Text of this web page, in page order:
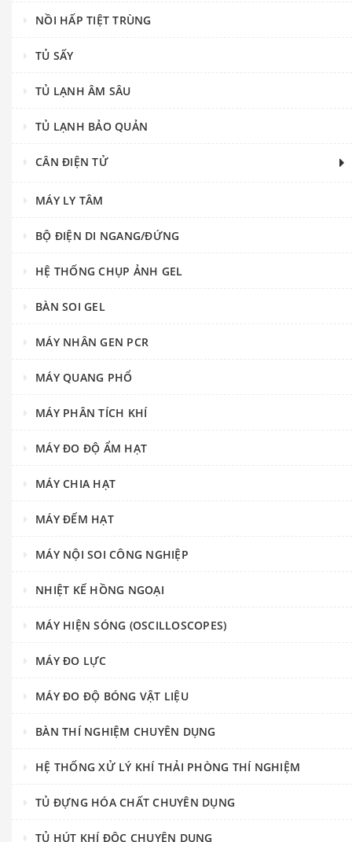
NỒI HẤP TIỆT TRÙNG
TỦ SẤY
TỦ LẠNH ÂM SÂU
TỦ LẠNH BẢO QUẢN
CÂN ĐIỆN TỬ
MÁY LY TÂM
BỘ ĐIỆN DI NGANG/ĐỨNG
HỆ THỐNG CHỤP ẢNH GEL
BÀN SOI GEL
MÁY NHÂN GEN PCR
MÁY QUANG PHỔ
MÁY PHÂN TÍCH KHÍ
MÁY ĐO ĐỘ ẨM HẠT
MÁY CHIA HẠT
MÁY ĐẾM HẠT
MÁY NỘI SOI CÔNG NGHIỆP
NHIỆT KẾ HỒNG NGOẠI
MÁY HIỆN SÓNG (OSCILLOSCOPES)
MÁY ĐO LỰC
MÁY ĐO ĐỘ BÓNG VẬT LIỆU
BÀN THÍ NGHIỆM CHUYÊN DỤNG
HỆ THỐNG XỬ LÝ KHÍ THẢI PHÒNG THÍ NGHIỆM
TỦ ĐỰNG HÓA CHẤT CHUYÊN DỤNG
TỦ HÚT KHÍ ĐỘC CHUYÊN DỤNG